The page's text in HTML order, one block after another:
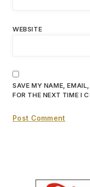
WEBSITE
SAVE MY NAME,
FOR THE NEXT TIME I